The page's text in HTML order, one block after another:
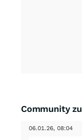
Community
06.01.26, 08:04